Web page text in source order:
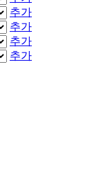
추가
추가
추가
추가